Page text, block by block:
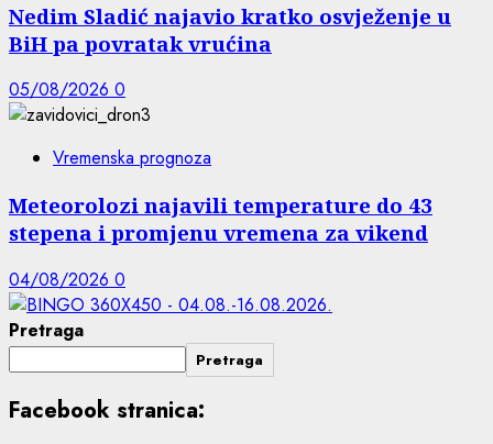
Nedim Sladić najavio kratko osvježenje u
BiH pa povratak vrućina
05/08/2026 0
Vremenska prognoza
Meteorolozi najavili temperature do 43
stepena i promjenu vremena za vikend
04/08/2026 0
Pretraga
Pretraga
Facebook stranica: